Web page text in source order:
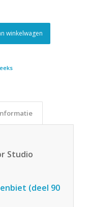
winkelwagen
Studio
(deel 90